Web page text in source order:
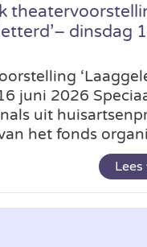
dinsdag
juni 2026
uit
het fonds